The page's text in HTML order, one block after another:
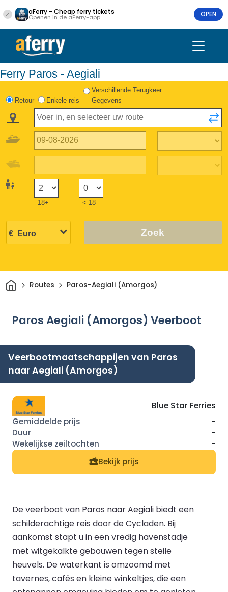
aFerry - Cheap ferry tickets
Openen in de aFerry-app OPEN
Ferry Paros - Aegiali
Retour Enkele reis
Verschillende Terugkeer
Gegevens
18+ < 18
Zoek
ThuisRoutes Paros-Aegiali (Amorgos)
Paros Aegiali (Amorgos) Veerboot
Veerbootmaatschappijen van Paros
naar Aegiali (Amorgos)
Blue Star Ferries
-
-
-
Bekijk prijs
De veerboot van Paros naar Aegiali biedt een
schilderachtige reis door de Cycladen. Bij
aankomst stapt u in een vredig havenstadje
met witgekalkte gebouwen tegen steile
heuvels. De waterkant is omzoomd met
tavernes, cafés en kleine winkeltjes, die een